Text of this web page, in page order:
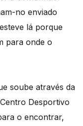
no enviado
lá porque
para onde o
soube através da
Desportivo
o encontrar,